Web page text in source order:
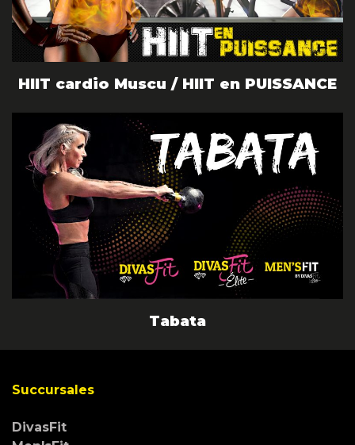
HIIT cardio Muscu / HIIT en PUISSANCE
Tabata
Succursales
DivasFit